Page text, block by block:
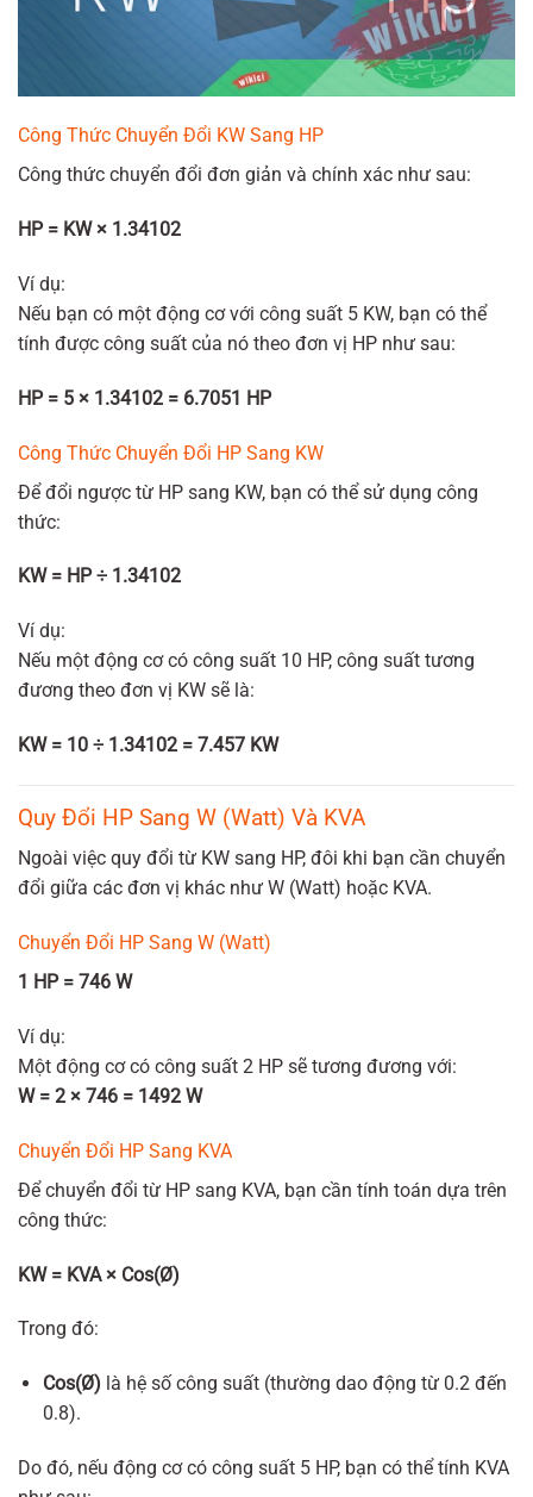
Công Thức Chuyển Đổi KW Sang HP
Công thức chuyển đổi đơn giản và chính xác như sau:
HP = KW × 1.34102
Ví dụ:
Nếu bạn có một động cơ với công suất 5 KW, bạn có thể
tính được công suất của nó theo đơn vị HP như sau:
HP = 5 × 1.34102 = 6.7051 HP
Công Thức Chuyển Đổi HP Sang KW
Để đổi ngược từ HP sang KW, bạn có thể sử dụng công
thức:
KW = HP ÷ 1.34102
Ví dụ:
Nếu một động cơ có công suất 10 HP, công suất tương
đương theo đơn vị KW sẽ là:
KW = 10 ÷ 1.34102 = 7.457 KW
Quy Đổi HP Sang W (Watt) Và KVA
Ngoài việc quy đổi từ KW sang HP, đôi khi bạn cần chuyển
đổi giữa các đơn vị khác như W (Watt) hoặc KVA.
Chuyển Đổi HP Sang W (Watt)
1 HP = 746 W
Ví dụ:
Một động cơ có công suất 2 HP sẽ tương đương với:
W = 2 × 746 = 1492 W
Chuyển Đổi HP Sang KVA
Để chuyển đổi từ HP sang KVA, bạn cần tính toán dựa trên
công thức:
KW = KVA × Cos(Ø)
Trong đó:
Cos(Ø) là hệ số công suất (thường dao động từ 0.2 đến
0.8).
Do đó, nếu động cơ có công suất 5 HP, bạn có thể tính KVA